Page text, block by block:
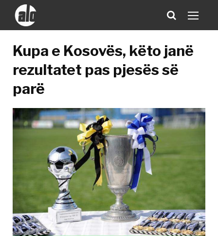
Kupa e Kosovës, këto janë
rezultatet pas pjesës së
parë